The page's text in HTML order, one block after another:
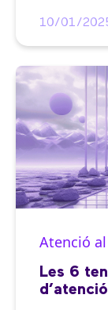
10/01/
Atenció
Les 6